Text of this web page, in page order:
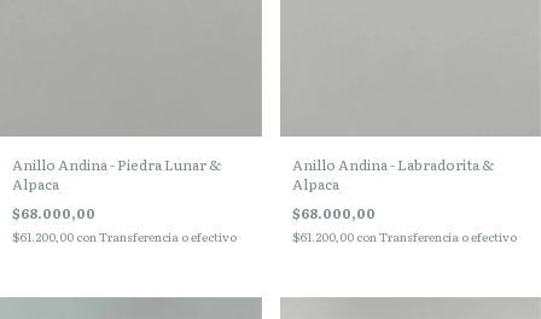
Anillo Andina - Piedra Lunar &
Alpaca
$68.000,00
$61.200,00 con Transferencia o efectivo
Anillo Andina - Labradorita &
Alpaca
$68.000,00
$61.200,00 con Transferencia o efectivo